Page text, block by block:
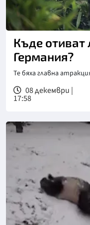
Къде
Германия?
Те бяха главна
08 декември |
17:58